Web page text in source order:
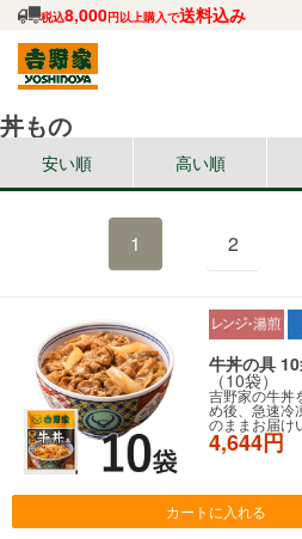
税込8,000円以上購入で送料込み
丼もの
安い順 高い順
1 2
牛丼の具 10
（10袋）
吉野家の牛丼
め後、急速冷
のままお届け
4,644円
カートに入れる